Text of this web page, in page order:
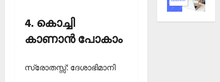
4. കൊച്ചി
കാണാന്‍ പോകാം
സ്രോതസ്സ്: ദേശാഭിമാനി